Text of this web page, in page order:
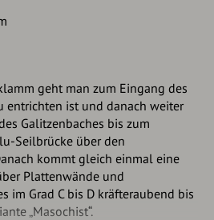
geht man zum Eingang des
entrichten ist und danach weiter
Galitzenbaches bis zum
Seilbrücke über den
kommt gleich einmal eine
Plattenwände und
im Grad C bis D kräfteraubend bis
„Masochist“.